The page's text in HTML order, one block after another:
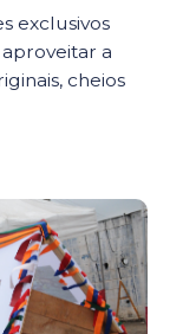
exclusivos
a
cheios